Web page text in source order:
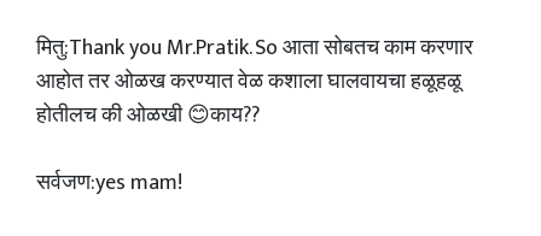
मितु:Thank you Mr.Pratik. So आता सोबतच काम करणार
आहोत तर ओळख करण्यात वेळ कशाला घालवायचा हळूहळू
होतीलच की ओळखी 😊काय??
सर्वजण:yes mam!